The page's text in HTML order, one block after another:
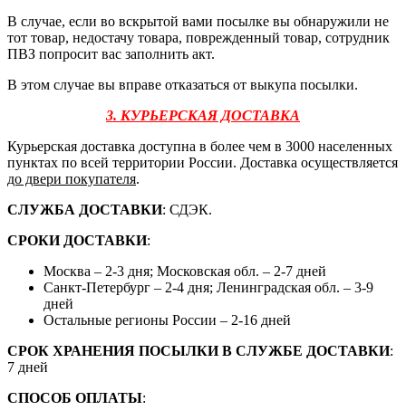
В случае, если во вскрытой вами посылке вы обнаружили не
тот товар, недостачу товара, поврежденный товар, сотрудник
ПВЗ попросит вас заполнить акт.
В этом случае вы вправе отказаться от выкупа посылки.
3. КУРЬЕРСКАЯ ДОСТАВКА
Курьерская доставка доступна в более чем в 3000 населенных
пунктах по всей территории России. Доставка осуществляется
до двери покупателя.
СЛУЖБА ДОСТАВКИ: СДЭК.
СРОКИ ДОСТАВКИ:
Москва – 2-3 дня; Московская обл. – 2-7 дней
Санкт-Петербург – 2-4 дня; Ленинградская обл. – 3-9
дней
Остальные регионы России – 2-16 дней
СРОК ХРАНЕНИЯ ПОСЫЛКИ В СЛУЖБЕ ДОСТАВКИ:
7 дней
СПОСОБ ОПЛАТЫ: